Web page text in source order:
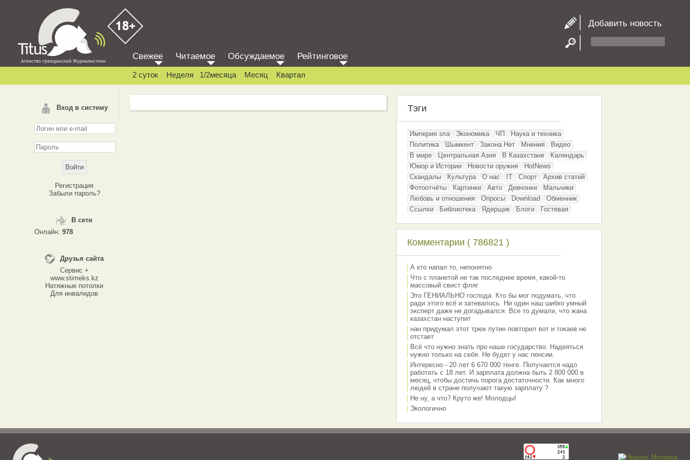
Добавить новость
Вход в систему
Регистрация
Забыли пароль?
В сети
Онлайн: 978
Друзья сайта
Сервис +
www.stimeks.kz
Натяжные потолки
Для инвалидов
Свежее Читаемое Обсуждаемое Рейтинговое
2 суток Неделя 1/2месяца Месяц Квартал
Тэги
Империя зла Экономика ЧП
Наука и техника
Политика
Шымкент Закона.Нет Мнения
Видео
В мире
Центральная Азия В Казахстане
Календарь
Юмор и Истории
Новости оружия
HotNews
Скандалы
Культура О нас IT Спорт
Архив статей
Фотоотчёты
Картинки Авто Девчонки
Мальчики
Любовь и отношения
Опросы Download
Обменник
Ссылки
Библиотека Ядерщик Блоги Гостевая
Комментарии ( 786821 )
А кто напал то, непонятно
Что с планетой не так последнее время, какой-то
массовый свист фляг
Это ГЕНИАЛЬНО господа. Кто бы мог подумать, что
ради этого всё и затевалось. Ни один наш шибко умный
эксперт даже не догадывался. Все то думали, что жана
казахстан наступит
нан придумал этот трюк путин повторил вот и токаев не
отстает
Всё что нужно знать про наше государство. Надеяться
нужно только на себя. Не будет у нас пенсии.
Интересно - 20 лет 6 670 000 тенге. Получается надо
работать с 18 лет. И зарплата должна быть 2 800 000 в
месяц, чтобы достичь порога достаточности. Как много
людей в стране получают такую зарплату ?
Не ну, а что? Круто же! Молодцы!
Экологично